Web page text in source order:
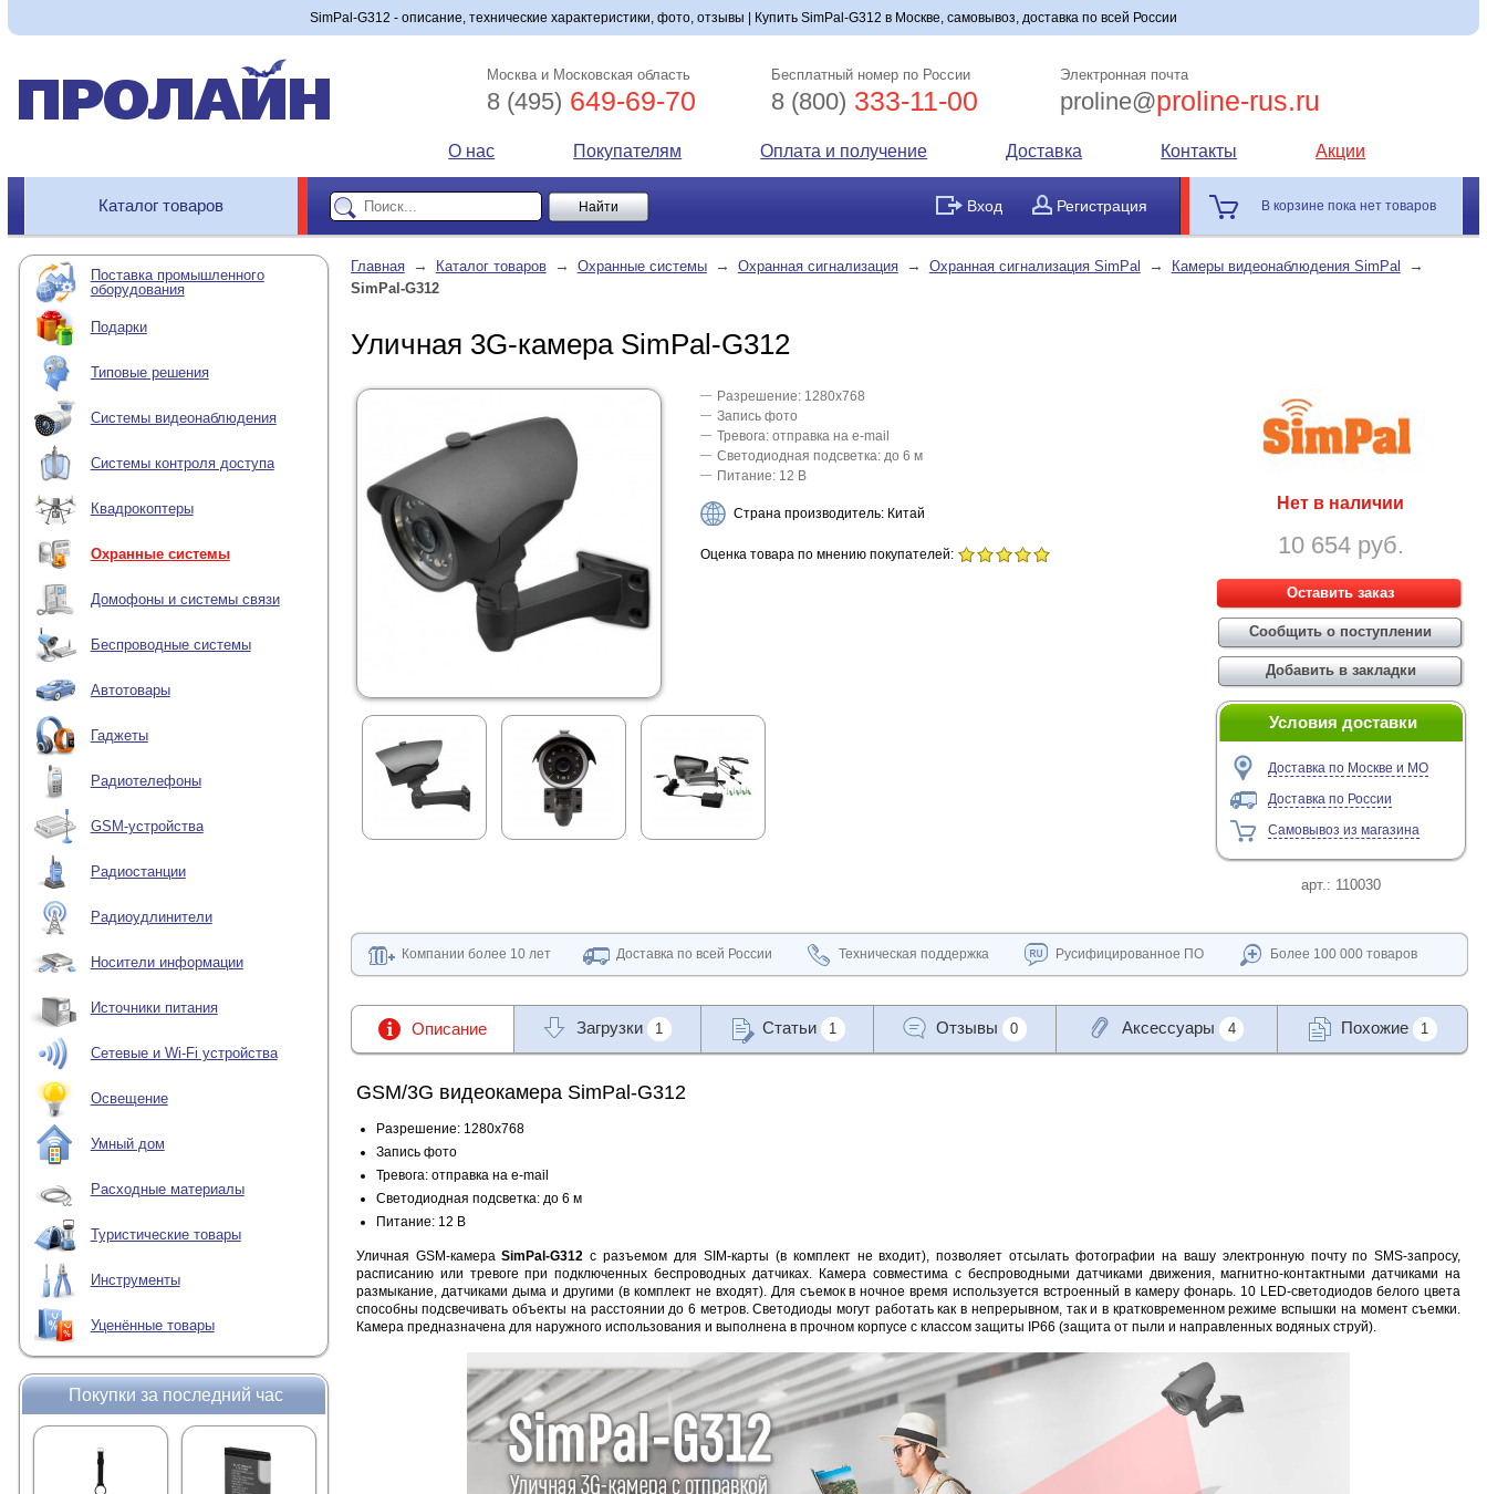
SimPal-G312 - описание, технические характеристики, фото, отзывы | Купить SimPal-G312 в Москве, самовывоз, доставка по всей России
Москва и Московская область
8 (495) 649-69-70
Бесплатный номер по России
8 (800) 333-11-00
Электронная почта
proline@proline-rus.ru
О нас Покупателям Оплата и получение Доставка Контакты Акции
Каталог товаров Вход Регистрация В корзине пока нет товаров
Поставка промышленного
оборудования
Подарки
Типовые решения
Системы видеонаблюдения
Системы контроля доступа
Квадрокоптеры
Охранные системы
Домофоны и системы связи
Беспроводные системы
Автотовары
Гаджеты
Радиотелефоны
GSM-устройства
Радиостанции
Радиоудлинители
Носители информации
Источники питания
Сетевые и Wi-Fi устройства
Освещение
Умный дом
Расходные материалы
Туристические товары
Инструменты
Уценённые товары
Покупки за последний час
Главная → Каталог товаров → Охранные системы → Охранная сигнализация → Охранная сигнализация SimPal → Камеры видеонаблюдения SimPal →
SimPal-G312
Уличная 3G-камера SimPal-G312
Разрешение: 1280х768
Запись фото
Тревога: отправка на e-mail
Светодиодная подсветка: до 6 м
Питание: 12 В
Страна производитель: Китай
Оценка товара по мнению покупателей:
Нет в наличии
10 654 руб.
Условия доставки
Доставка по Москве и МО
Доставка по России
Самовывоз из магазина
арт.: 110030
Компании более 10 лет Доставка по всей России Техническая поддержка Русифицированное ПО Более 100 000 товаров
Описание Загрузки 1 Статьи 1 Отзывы 0 Аксессуары 4 Похожие 1
GSM/3G видеокамера SimPal-G312
Разрешение: 1280х768
Запись фото
Тревога: отправка на e-mail
Светодиодная подсветка: до 6 м
Питание: 12 В
Уличная GSM-камераSimPal-G312 с разъемом для SIM-карты (в комплект не входит), позволяет отсылать фотографии на вашу электронную почту по SMS-запросу,
расписанию или тревоге при подключенных беспроводных датчиках. Камера совместима с беспроводными датчиками движения, магнитно-контактными датчиками на
размыкание, датчиками дыма и другими (в комплект не входят). Для съемок в ночное время используется встроенный в камеру фонарь. 10 LED-светодиодов белого цвета
способны подсвечивать объекты на расстоянии до 6 метров. Светодиоды могут работать как в непрерывном, так и в кратковременном режиме вспышки на момент съемки.
Камера предназначена для наружного использования и выполнена в прочном корпусе с классом защиты IP66 (защита от пыли и направленных водяных струй).